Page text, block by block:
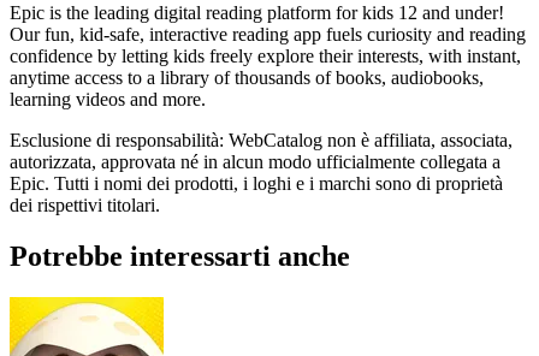
Epic is the leading digital reading platform for kids 12 and under!
Our fun, kid-safe, interactive reading app fuels curiosity and reading
confidence by letting kids freely explore their interests, with instant,
anytime access to a library of thousands of books, audiobooks,
learning videos and more.
Esclusione di responsabilità: WebCatalog non è affiliata, associata,
autorizzata, approvata né in alcun modo ufficialmente collegata a
Epic. Tutti i nomi dei prodotti, i loghi e i marchi sono di proprietà
dei rispettivi titolari.
Potrebbe interessarti anche